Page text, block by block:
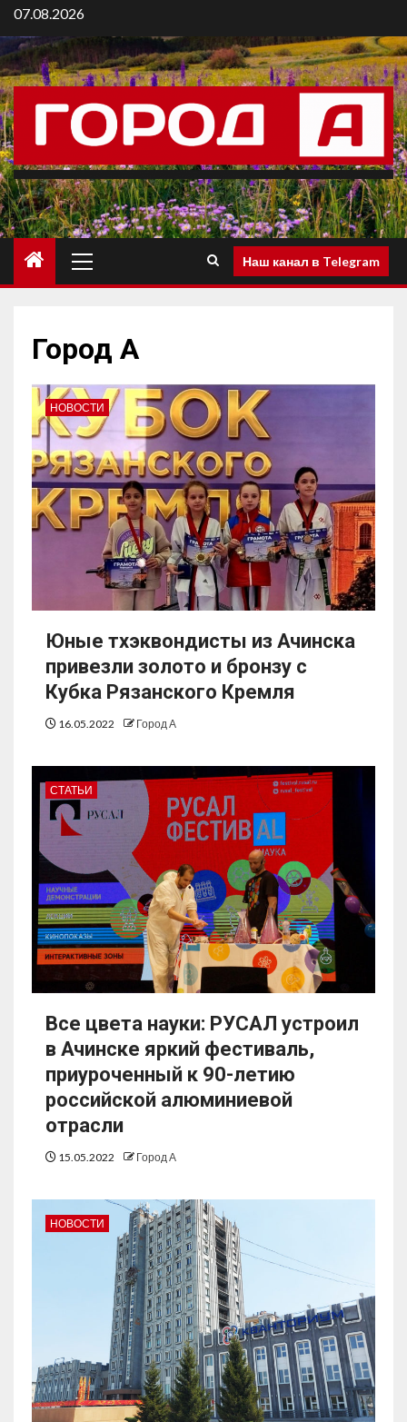
07.08.2026
Наш канал в Telegram
Город А
НОВОСТИ
Юные тхэквондисты из Ачинска
привезли золото и бронзу с
Кубка Рязанского Кремля
16.05.2022 Город А
СТАТЬИ
Все цвета науки: РУСАЛ устроил
в Ачинске яркий фестиваль,
приуроченный к 90-летию
российской алюминиевой
отрасли
15.05.2022 Город А
НОВОСТИ